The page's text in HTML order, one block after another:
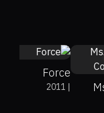
Force
|
2011